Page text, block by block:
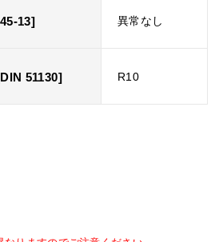
13] 異常なし
51130] R10